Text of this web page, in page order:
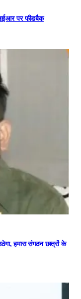
पर फीडबैक
हमारा संगठन छात्रों के